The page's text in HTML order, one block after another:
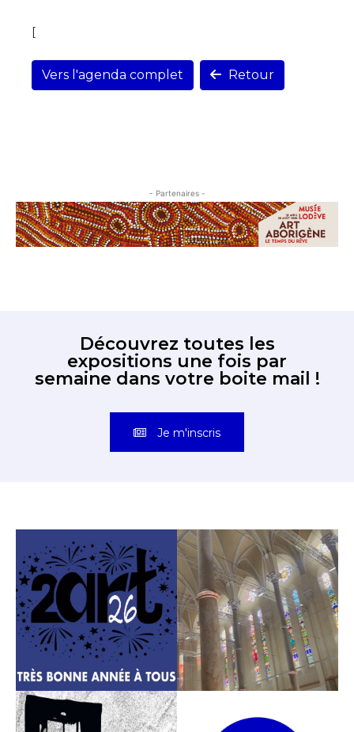
[
Vers l'agenda complet Retour
- Partenaires -
Découvrez toutes les
expositions une fois par
semaine dans votre boite mail !
Je m'inscris